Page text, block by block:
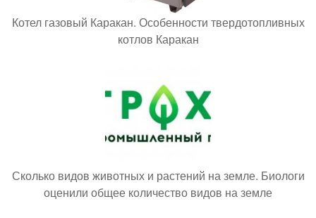
Котел газовый Каракан. Особенности твердотопливных
котлов Каракан
Сколько видов животных и растений на земле. Биологи
оценили общее количество видов на земле